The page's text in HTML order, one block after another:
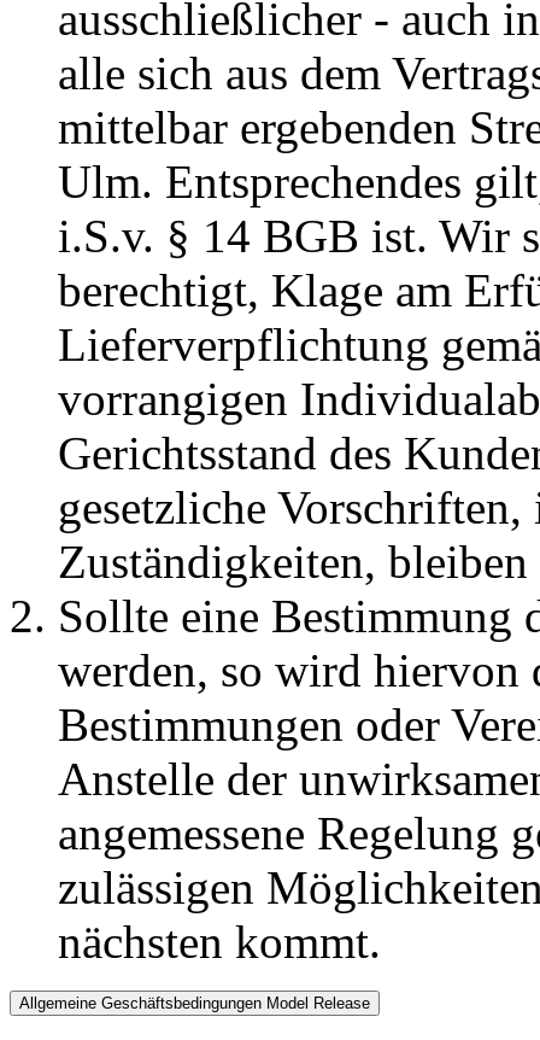
ausschließlicher - auch
alle sich aus dem
mittelbar ergebenden
Ulm. Entsprechendes
i.S.v. § 14 BGB ist. Wir
berechtigt, Klage am
Lieferverpflichtung
vorrangigen
Gerichtsstand des
gesetzliche
Zuständigkeiten,
Sollte eine Bestimmung
werden, so wird hiervon
Bestimmungen oder
Anstelle der
angemessene Regelung
zulässigen
nächsten kommt.
Allgemeine Geschäftsbedingungen Model Release